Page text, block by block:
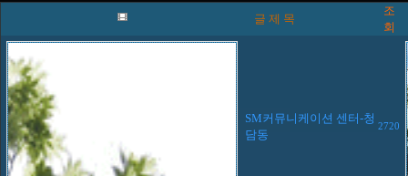
글 제 목
조
회
SM커뮤니케이션 센터-청
담동
2720